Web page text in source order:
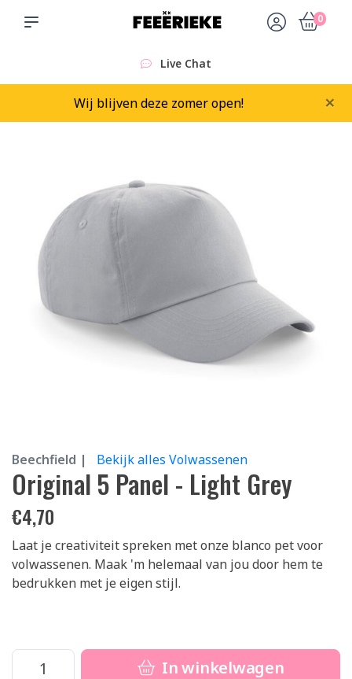
0
Live Chat
Wij blijven deze zomer open! ×
Beechfield | Bekijk alles Volwassenen
Original 5 Panel - Light Grey
€4,70
Laat je creativiteit spreken met onze blanco pet voor
volwassenen. Maak 'm helemaal van jou door hem te
bedrukken met je eigen stijl.
In winkelwagen